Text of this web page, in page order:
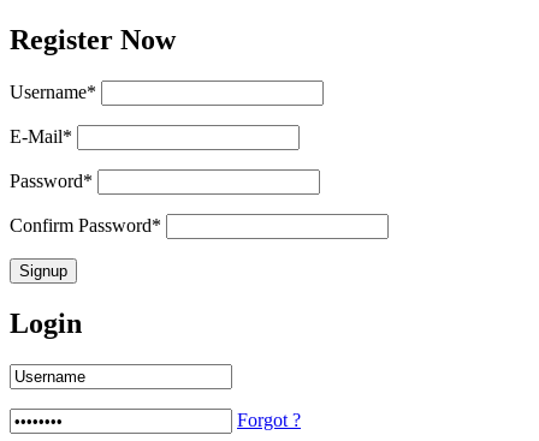
Register Now
Username*
E-Mail*
Password*
Confirm Password*
Login
Forgot ?